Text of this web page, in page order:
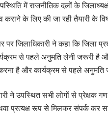
में राजनीतिक दलों के
कराने के लिए की जा रही तैयारी के
जिलाधिकारी ने कहा कि जिला
से पहले अनुमति लेनी जरूरी है
है और कार्यक्रम से पहले अनुमति
ने उपस्थित सभी लोगों से प्रेक्षक
प्रत्यक्ष रूप से मिलकर संपर्क कर